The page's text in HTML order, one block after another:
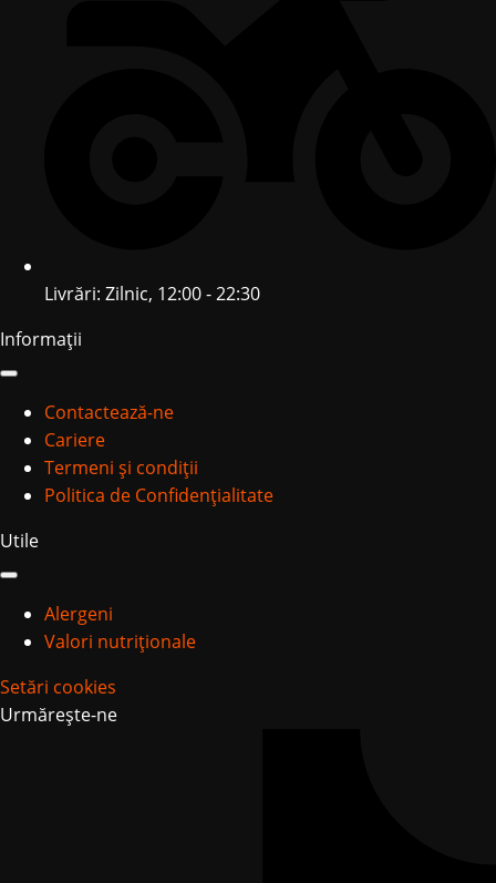
Livrări: Zilnic, 12:00 - 22:30
Informații
Contactează-ne
Cariere
Termeni și condiții
Politica de Confidențialitate
Utile
Alergeni
Valori nutriționale
Setări cookies
Urmărește-ne